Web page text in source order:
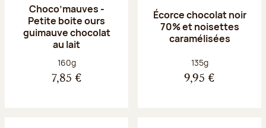
Choco’mauves -
Petite boite ours
guimauve chocolat
au lait
Poids net :
160g
7,85 €
Écorce chocolat noir
70% et noisettes
caramélisées
Poids net :
135g
9,95 €